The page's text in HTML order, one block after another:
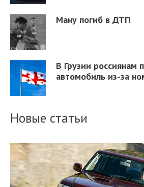
Ману погиб в ДТП
В Грузии россиянам
автомобиль из-за
Новые статьи